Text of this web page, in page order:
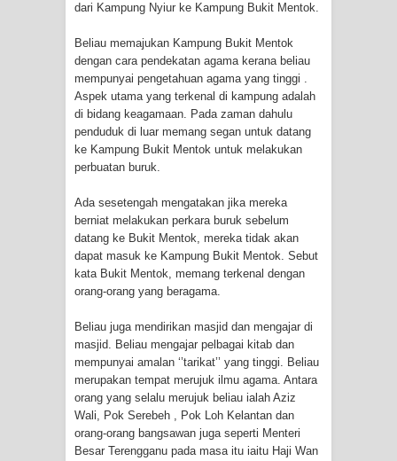
ALLAH MENYEMBUHKAN HATI, JIWA
TURUT MENJADI KUAT
TASAWUF: BUKAN AJARAN PELIK,
TETAPI JALAN MEMBERSIHKAN
HATI
"Kotoran Yang Paling Bahaya Bukan
Pada Pakaian, Tetapi Pada Qalbi"
Dengan Tingkat Kesadaran yang
Berbeda
WAHDATUL WUJUD, WAHDATU
dari Kampung Nyiur ke Kampung Bukit Mentok.
Beliau memajukan Kampung Bukit Mentok
dengan cara pendekatan agama kerana beliau
mempunyai pengetahuan agama yang tinggi .
Aspek utama yang terkenal di kampung adalah
di bidang keagamaan. Pada zaman dahulu
penduduk di luar memang segan untuk datang
ke Kampung Bukit Mentok untuk melakukan
perbuatan buruk.
Ada sesetengah mengatakan jika mereka
berniat melakukan perkara buruk sebelum
datang ke Bukit Mentok, mereka tidak akan
dapat masuk ke Kampung Bukit Mentok. Sebut
kata Bukit Mentok, memang terkenal dengan
orang-orang yang beragama.
Beliau juga mendirikan masjid dan mengajar di
masjid. Beliau mengajar pelbagai kitab dan
mempunyai amalan ‘’tarikat’’ yang tinggi. Beliau
merupakan tempat merujuk ilmu agama. Antara
orang yang selalu merujuk beliau ialah Aziz
Wali, Pok Serebeh , Pok Loh Kelantan dan
orang-orang bangsawan juga seperti Menteri
Besar Terengganu pada masa itu iaitu Haji Wan